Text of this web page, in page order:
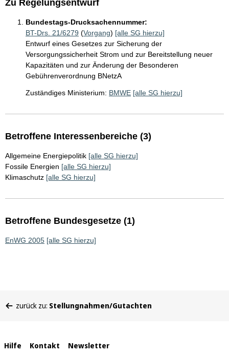
Zu Regelungsentwurf
Bundestags-Drucksachennummer:
BT-Drs. 21/6279 (Vorgang) [alle SG hierzu]
Entwurf eines Gesetzes zur Sicherung der
Versorgungssicherheit Strom und zur Bereitstellung neuer
Kapazitäten und zur Änderung der Besonderen
Gebührenverordnung BNetzA
Zuständiges Ministerium: BMWE [alle SG hierzu]
Betroffene Interessenbereiche (3)
Allgemeine Energiepolitik [alle SG hierzu]
Fossile Energien [alle SG hierzu]
Klimaschutz [alle SG hierzu]
Betroffene Bundesgesetze (1)
EnWG 2005 [alle SG hierzu]
befinden
zurück zu: Stellungnahmen/Gutachten
Interne
Hilfe Kontakt Newsletter